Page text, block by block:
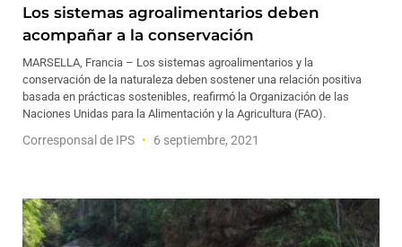
Los sistemas agroalimentarios deben
acompañar a la conservación
MARSELLA, Francia – Los sistemas agroalimentarios y la
conservación de la naturaleza deben sostener una relación positiva
basada en prácticas sostenibles, reafirmó la Organización de las
Naciones Unidas para la Alimentación y la Agricultura (FAO).
Corresponsal de IPS 6 septiembre, 2021